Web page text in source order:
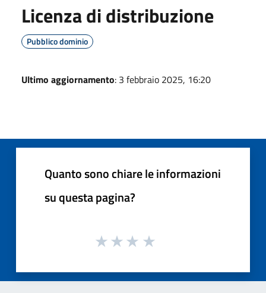
Licenza di distribuzione
Pubblico dominio
Ultimo aggiornamento: 3 febbraio 2025, 16:20
Quanto sono chiare le informazioni
su questa pagina?